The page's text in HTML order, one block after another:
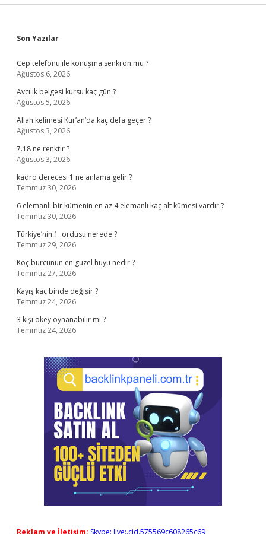
Sidebar
Son Yazılar
Cep telefonu ile konuşma senkron mu ?
Ağustos 6, 2026
Avcılık belgesi kursu kaç gün ?
Ağustos 5, 2026
Allah kelimesi Kur’an’da kaç defa geçer ?
Ağustos 3, 2026
7.18 ne renktir ?
Ağustos 3, 2026
kadro derecesi 1 ne anlama gelir ?
Temmuz 30, 2026
6 elemanlı bir kümenin en az 4 elemanlı kaç alt kümesi vardır ?
Temmuz 30, 2026
Türkiye’nin 1. ordusu nerede ?
Temmuz 29, 2026
Koç burcunun en güzel huyu nedir ?
Temmuz 27, 2026
Kayış kaç binde değişir ?
Temmuz 24, 2026
3 kişi okey oynanabilir mi ?
Temmuz 24, 2026
Reklam ve İletişim: Skype: live:.cid.575569c608265c69